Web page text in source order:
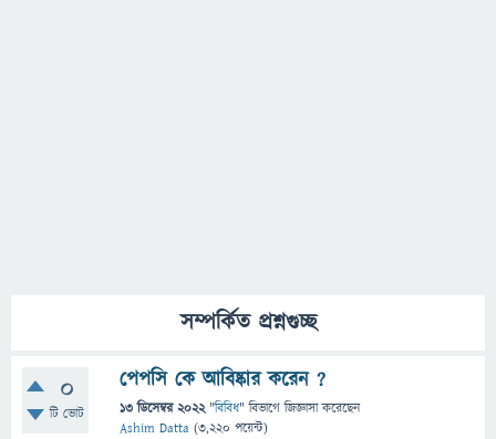
সম্পর্কিত প্রশ্নগুচ্ছ
0
টি ভোট
পেপসি কে আবিষ্কার করেন ?
13 ডিসেম্বর 2022 "বিবিধ" বিভাগে জিজ্ঞাসাকরেছেন
Ashim Datta (3,220 পয়েন্ট)